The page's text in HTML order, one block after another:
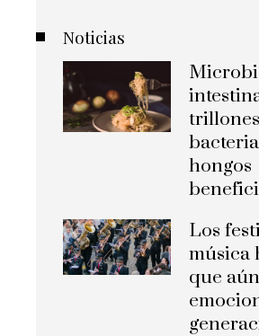
Noticias
hongos
Los
música
que aún